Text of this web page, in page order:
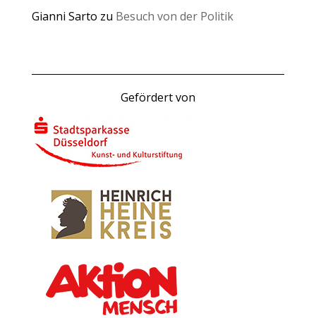
Gianni Sarto zu Besuch von der Politik
Gefördert von